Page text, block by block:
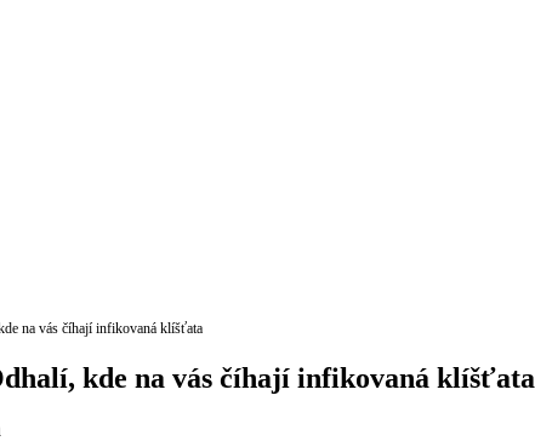
na vás číhají infikovaná klíšťata
kde na vás číhají infikovaná klíšťata